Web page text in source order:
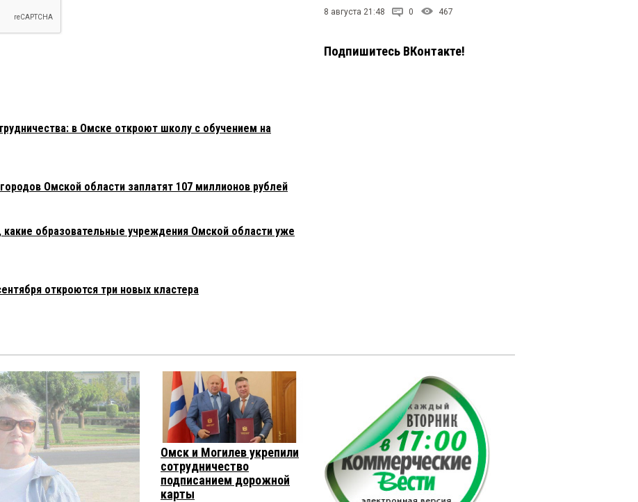
в Омске откроют школу с обучением на
Омской области заплатят 107 миллионов рублей
образовательные учреждения Омской области уже
откроются три новых кластера
8 августа 21:48 0 467
Подпишитесь ВКонтакте!
Омск и Могилев укрепили
сотрудничество
подписанием дорожной
карты